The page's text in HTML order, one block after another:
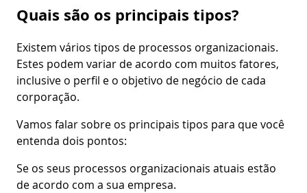
Quais são os principais tipos?
Existem vários tipos de processos organizacionais.
Estes podem variar de acordo com muitos fatores,
inclusive o perfil e o objetivo de negócio de cada
corporação.
Vamos falar sobre os principais tipos para que você
entenda dois pontos:
Se os seus processos organizacionais atuais estão
de acordo com a sua empresa.